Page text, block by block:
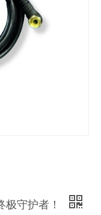
极守护者！